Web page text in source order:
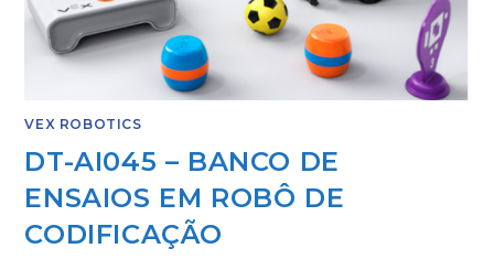
VEX ROBOTICS
DT-AI045 – BANCO DE
ENSAIOS EM ROBÔ DE
CODIFICAÇÃO